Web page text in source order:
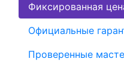
Фиксированная
Официальные
Проверенные